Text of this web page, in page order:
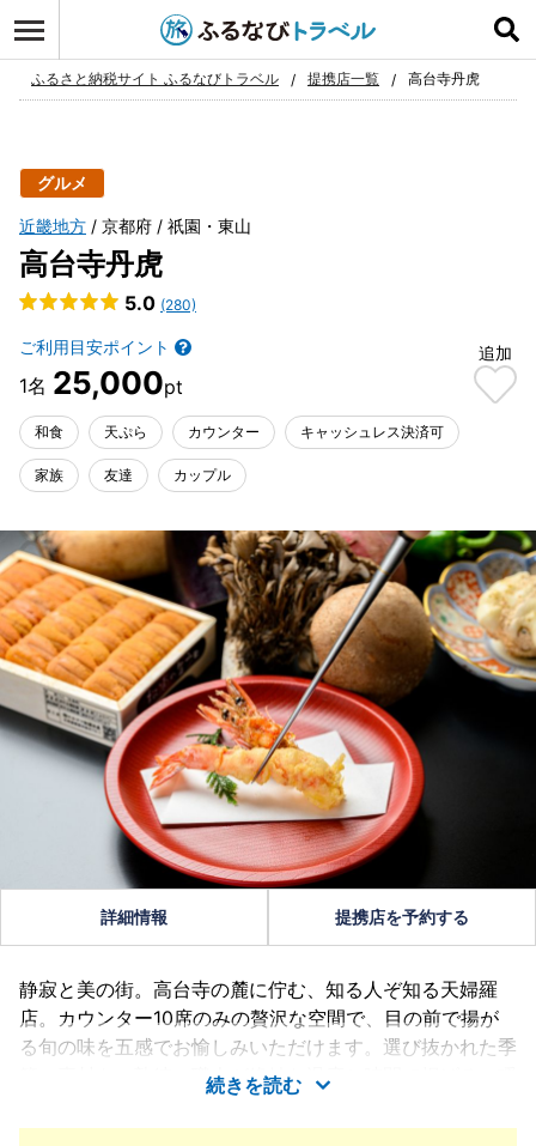
お気に入り
ふるさと納税サイト ふるなびトラベル 提携店一覧 高台寺丹虎
グルメ
近畿地方 京都府 祇園・東山
高台寺丹虎
5.0 (280)
ご利用目安ポイント
25,000
追加
和食 天ぷら カウンター キャッシュレス決済可
家族 友達 カップル
詳細情報 提携店を予約する
静寂と美の街。高台寺の麓に佇む、知る人ぞ知る天婦羅
店。カウンター10席のみの贅沢な空間で、目の前で揚が
る旬の味を五感でお愉しみいただけます。選び抜かれた季
節の素材を、熟練の職人が絶妙な温度と時間で揚げる一瞬
の芸術。旬の恵みを繊細に揚げた天婦羅とともにお楽しみ
いただくのは、唎酒師が一献一献、料理との相性を見極め
続きを読む